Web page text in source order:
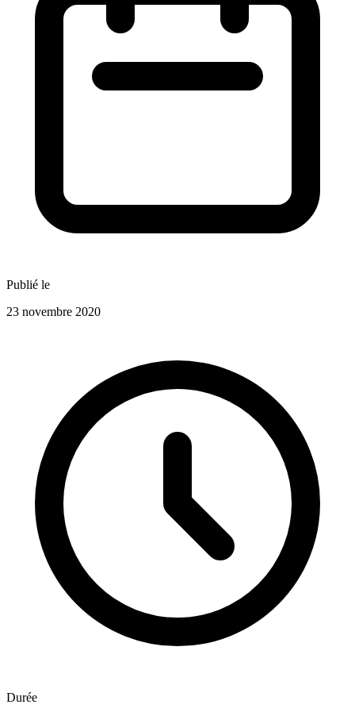
Publié le
23 novembre 2020
Durée